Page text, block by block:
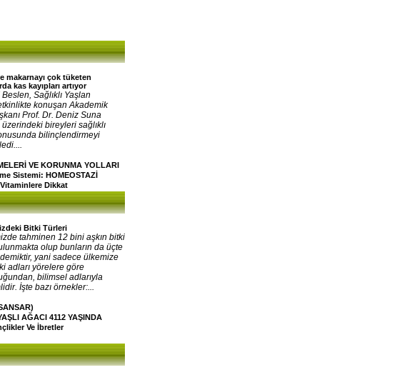
makarnayı çok tüketen
kas kayıpları artıyor
Sağlıklı Yaşlan
konuşan Akademik
Prof. Dr. Deniz Suna
bireyleri sağlıklı
bilinçlendirmeyi
VE KORUNMA YOLLARI
Sistemi: HOMEOSTAZİ
Dikkat
Bitki Türleri
tahminen 12 bini aşkın bitki
olup bunların da üçte
yani sadece ülkemize
adları yörelere göre
bilimsel adlarıyla
İşte bazı örnekler:...
AĞACI 4112 YAŞINDA
Ve İbretler